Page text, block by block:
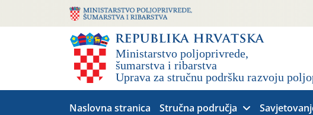
Naslovna stranica Stručna područja